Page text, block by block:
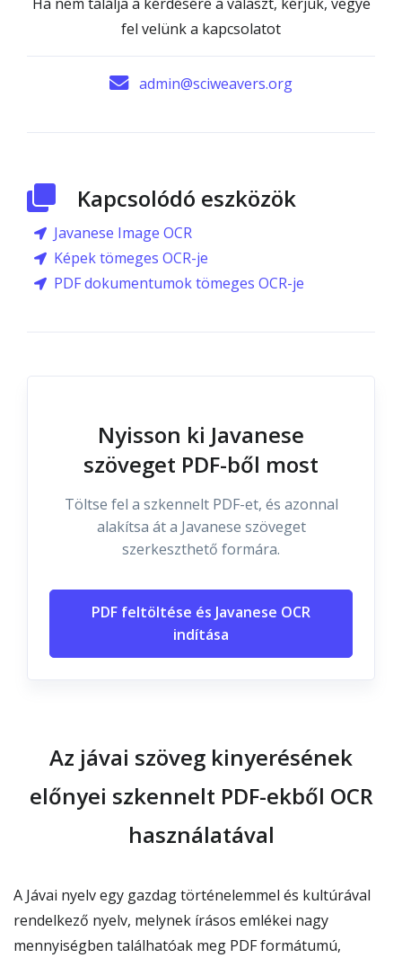
fel velünk a kapcsolatot
admin@sciweavers.org
Kapcsolódó eszközök
Javanese Image OCR
Képek tömeges OCR-je
PDF dokumentumok tömeges OCR-je
Nyisson ki Javanese
szöveget PDF-ből most
Töltse fel a szkennelt PDF-et, és azonnal
alakítsa át a Javanese szöveget
szerkeszthető formára.
PDF feltöltése és Javanese OCR
indítása
Az jávai szöveg kinyerésének
előnyei szkennelt PDF-ekből OCR
használatával
A Jávai nyelv egy gazdag történelemmel és kultúrával
rendelkező nyelv, melynek írásos emlékei nagy
mennyiségben találhatóak meg PDF formátumú,